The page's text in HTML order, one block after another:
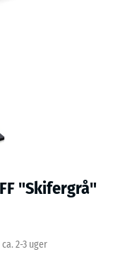
"Skifergrå"
2-3 uger